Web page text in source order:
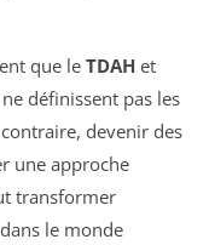
que le TDAH et
ne définissent pas les
devenir des
une approche
transformer
dans le monde